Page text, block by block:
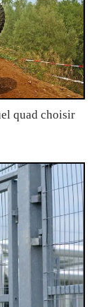
quad choisir